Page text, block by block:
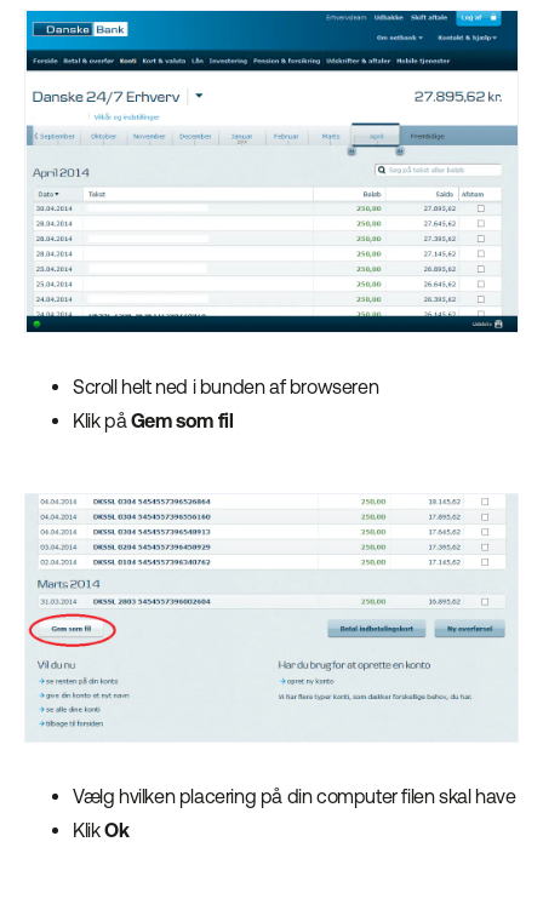
Scroll helt ned i bunden af browseren
Klik på Gem som fil
Vælg hvilken placering på din computer filen skal have
KlikOk